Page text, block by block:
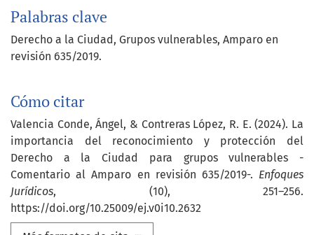
Palabras clave
Derecho a la Ciudad Grupos vulnerables Amparo en
revisión 635/2019.
Cómo citar
Valencia Conde, Ángel, & Contreras López, R. E. (2024). La
importancia del reconocimiento y protección del
Derecho a la Ciudad para grupos vulnerables -
Comentario al Amparo en revisión 635/2019-. Enfoques
Jurídicos, (10), 251–256.
https://doi.org/10.25009/ej.v0i10.2632